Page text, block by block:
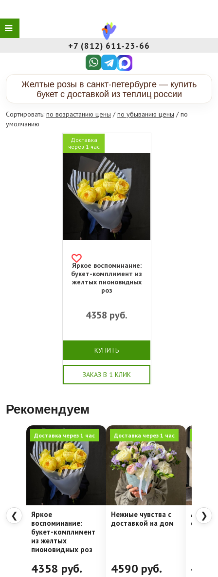
+7 (812) 611‑23‑66
Желтые розы в санкт-петербурге — купить
букет с доставкой из теплиц россии
Сортировать: по возрастанию цены /по убыванию цены / по
умолчанию
Доставка
через 1 час
Яркое воспоминание:
букет-комплимент из
желтых пионовидных
роз
4358 руб.
КУПИТЬ
ЗАКАЗ В 1 КЛИК
Рекомендуем
❮
Доставка через 1 час
Яркое
воспоминание:
букет-комплимент
из желтых
пионовидных роз
4358 руб.
Доставка через 1 час
Нежные чувства с
доставкой на дом
4590 руб.
Алое
❯